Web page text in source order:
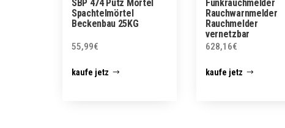
SBP 474 Putz Mörtel
Spachtelmörtel
Beckenbau 25KG
55,99€
kaufe jetz
Funkrauchmelder
Rauchwarnmelder
Rauchmelder
vernetzbar
628,16€
kaufe jetz